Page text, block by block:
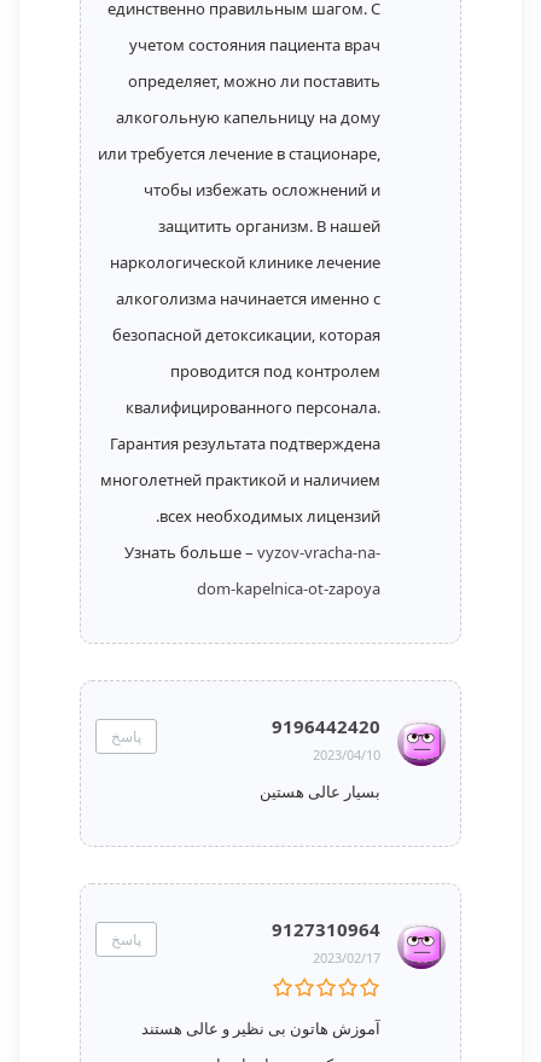
единственно правильным шагом. С
учетом состояния пациента врач
определяет, можно ли поставить
алкогольную капельницу на дому
или требуется лечение в стационаре,
чтобы избежать осложнений и
защитить организм. В нашей
наркологической клинике лечение
алкоголизма начинается именно с
безопасной детоксикации, которая
проводится под контролем
квалифицированного персонала.
Гарантия результата подтверждена
многолетней практикой и наличием
всех необходимых лицензий.
Узнать больше –vyzov-vracha-na-
dom-kapelnica-ot-zapoya
9196442420
2023/04/10
پاسخ
بسیار عالی هستین
9127310964
2023/02/17
پاسخ
آموزش هاتون بی نظیر و عالی هستند